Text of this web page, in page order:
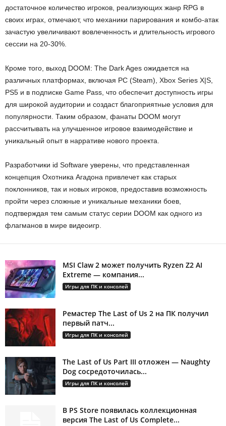
достаточное количество игроков, реализующих жанр RPG в
своих играх, отмечают, что механики парирования и комбо-атак
зачастую увеличивают вовлеченность и длительность игрового
сессии на 20-30%.
Кроме того, выход DOOM: The Dark Ages ожидается на
различных платформах, включая PC (Steam), Xbox Series X|S,
PS5 и в подписке Game Pass, что обеспечит доступность игры
для широкой аудитории и создаст благоприятные условия для
популярности. Таким образом, фанаты DOOM могут
рассчитывать на улучшенное игровое взаимодействие и
уникальный опыт в нарративе нового проекта.
Разработчики id Software уверены, что представленная
концепция Охотника Агадона привлечет как старых
поклонников, так и новых игроков, предоставив возможность
пройти через сложные и уникальные механики боев,
подтверждая тем самым статус серии DOOM как одного из
флагманов в мире видеоигр.
MSI Claw 2 может получить Ryzen Z2 AI
Extreme — компания...
Игры для ПК и консолей
Ремастер The Last of Us 2 на ПК получил
первый патч...
Игры для ПК и консолей
The Last of Us Part III отложен — Naughty
Dog сосредоточилась...
Игры для ПК и консолей
В PS Store появилась коллекционная
версия The Last of Us Complete...